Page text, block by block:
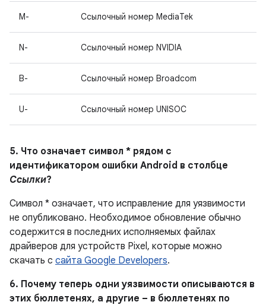
M- Ссылочный номер MediaTek
N- Ссылочный номер NVIDIA
B- Ссылочный номер Broadcom
U- Ссылочный номер UNISOC
5. Что означает символ * рядом с
идентификатором ошибки Android в столбце
Ссылки?
Символ * означает, что исправление для уязвимости
не опубликовано. Необходимое обновление обычно
содержится в последних исполняемых файлах
драйверов для устройств Pixel, которые можно
скачать с сайта Google Developers.
6. Почему теперь одни уязвимости описываются в
этих бюллетенях, а другие – в бюллетенях по